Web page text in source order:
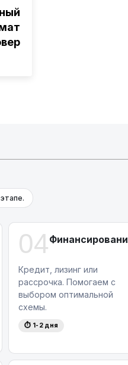
04
Кредит, лизинг или
рассрочка. Помогаем с
выбором оптимальной
схемы.
⏱ 1-2 дня